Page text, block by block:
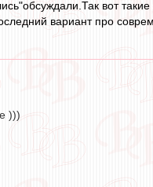
вот
вариант про
)))